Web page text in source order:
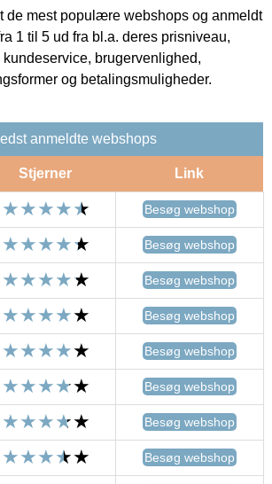
de mest populære webshops og anmeldt
1 til 5 ud fra bl.a. deres prisniveau,
brugervenlighed,
og betalingsmuligheder.
anmeldte webshops
Stjerner Link
Besøg webshop
Besøg webshop
Besøg webshop
Besøg webshop
Besøg webshop
Besøg webshop
Besøg webshop
Besøg webshop